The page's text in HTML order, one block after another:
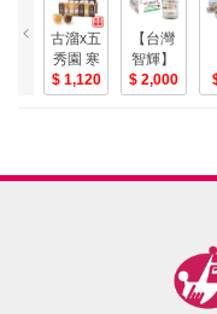
古溜x五
秀園 寒
天木耳
飲 (買4
1,120
【台灣
智輝】
薏得康
純紅薏
2,000